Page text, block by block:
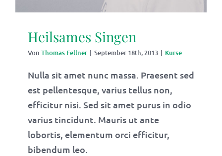
Heilsames Singen
Von Thomas Fellner | September 18th, 2013 | Kurse
Nulla sit amet nunc massa. Praesent sed
est pellentesque, varius tellus non,
efficitur nisi. Sed sit amet purus in odio
varius tincidunt. Mauris ut ante
lobortis, elementum orci efficitur,
bibendum leo.